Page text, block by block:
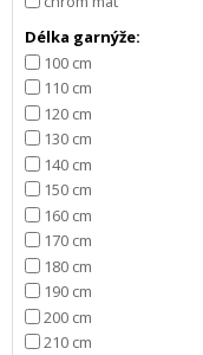
Délka garnýže:
100 cm
110 cm
120 cm
130 cm
140 cm
150 cm
160 cm
170 cm
180 cm
190 cm
200 cm
210 cm